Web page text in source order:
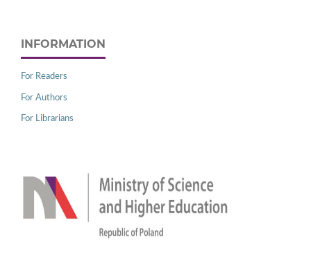
INFORMATION
For Readers
For Authors
For Librarians